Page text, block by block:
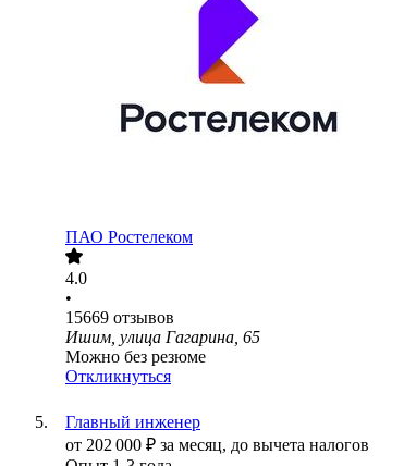
ПАО Ростелеком
4.0
•
15669 отзывов
Ишим, улица Гагарина, 65
Можно без резюме
Откликнуться
Главный инженер
от 202 000 ₽ за месяц, до вычета налогов